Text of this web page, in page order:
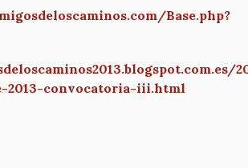
Base.php?
2013-convocatoria-iii.html